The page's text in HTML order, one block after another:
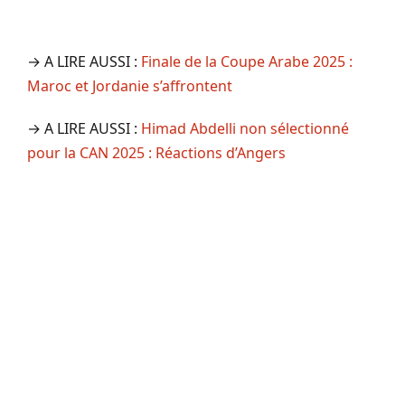
→ A LIRE AUSSI : Finale de la Coupe Arabe 2025 :
Maroc et Jordanie s’affrontent
→ A LIRE AUSSI : Himad Abdelli non sélectionné
pour la CAN 2025 : Réactions d’Angers